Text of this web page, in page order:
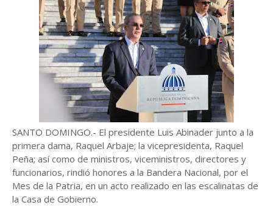
SANTO DOMINGO.- El presidente Luis Abinader junto a la
primera dama, Raquel Arbaje; la vicepresidenta, Raquel
Peña; así como de ministros, viceministros, directores y
funcionarios, rindió honores a la Bandera Nacional, por el
Mes de la Patria, en un acto realizado en las escalinatas de
la Casa de Gobierno.